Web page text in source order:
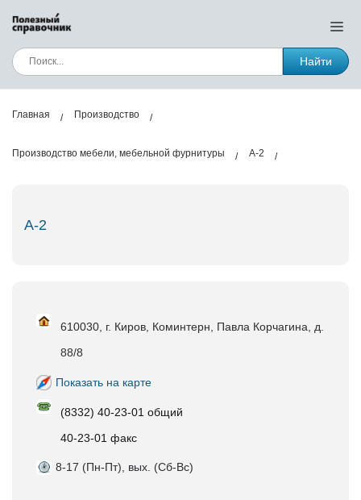
Найти
Главная Производство
Производство мебели, мебельной фурнитуры А-2
А-2
610030, г. Киров, Коминтерн, Павла Корчагина, д.
88/8
Показать на карте
(8332) 40-23-01 общий
40-23-01 факс
8-17 (Пн-Пт), вых. (Сб-Вс)